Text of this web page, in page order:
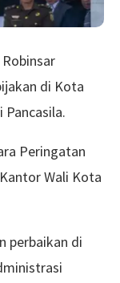
di Kota
Pancasila.
Peringatan
Wali Kota
perbaikan di